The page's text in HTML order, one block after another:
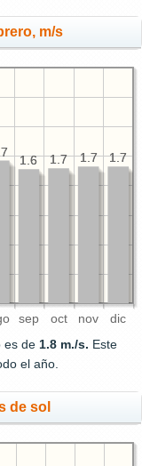
m/s
sep oct nov dic
1.7
1.7
1.7
1.6 1.7
1.7
1.7
1.6
es de 1.8 m./s. Este
el año.
de sol